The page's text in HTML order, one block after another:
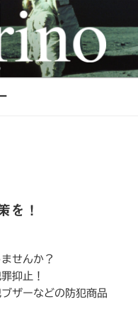
ノ）のぼり旗
を！
せんか？
抑止！
ザーなどの防犯商品